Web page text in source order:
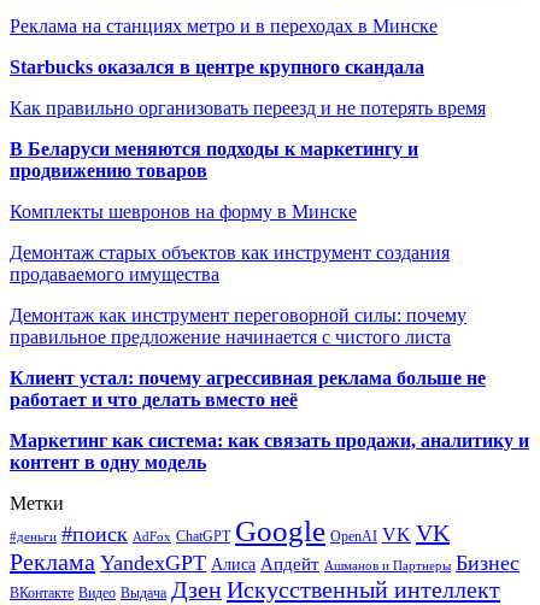
Реклама на станциях метро и в переходах в Минске
Starbucks оказался в центре крупного скандала
Как правильно организовать переезд и не потерять время
В Беларуси меняются подходы к маркетингу и
продвижению товаров
Комплекты шевронов на форму в Минске
Демонтаж старых объектов как инструмент создания
продаваемого имущества
Демонтаж как инструмент переговорной силы: почему
правильное предложение начинается с чистого листа
Клиент устал: почему агрессивная реклама больше не
работает и что делать вместо неё
Маркетинг как система: как связать продажи, аналитику и
контент в одну модель
Метки
#деньги #поиск AdFox ChatGPT Google OpenAI VK VK
Реклама YandexGPT Алиса Апдейт Ашманов и Партнеры Бизнес
ВКонтакте Видео Выдача ДзенИскусственный интеллект